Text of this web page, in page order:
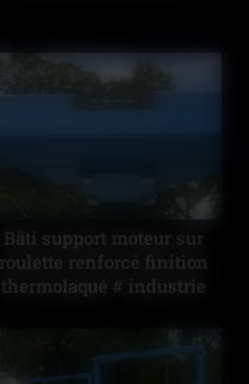
Bâti support moteur sur
roulette renforcé finition
thermolaqué # industrie